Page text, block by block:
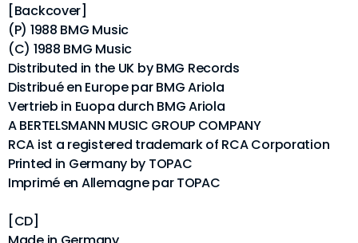
[Backcover]
(P) 1988 BMG Music
(C) 1988 BMG Music
Distributed in the UK by BMG Records
Distribué en Europe par BMG Ariola
Vertrieb in Euopa durch BMG Ariola
A BERTELSMANN MUSIC GROUP COMPANY
RCA ist a registered trademark of RCA Corporation
Printed in Germany by TOPAC
Imprimé en Allemagne par TOPAC
[CD]